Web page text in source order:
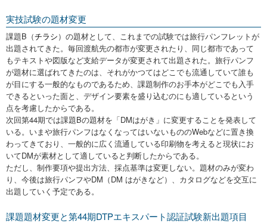
実技試験の題材変更
課題B（チラシ）の題材として、これまでの試験では旅行パンフレットが
出題されてきた。毎回渡航先の都市が変更されたり、同じ都市であって
もテキストや図版など支給データが変更されて出題された。旅行パンフ
が題材に選ばれてきたのは、それがかつてはどこでも流通していて誰も
が目にする一般的なものであるため、課題制作のお手本がどこでも入手
できるといった面と、デザイン要素を盛り込むのにも適しているという
点を考慮したからである。
次回第44期では課題Bの題材を「DMはがき」に変更することを発表して
いる。いまや旅行パンフはなくなってはいないもののWebなどに置き換
わってきており、一般的に広く流通している印刷物を考えると現状にお
いてDMが素材として適していると判断したからである。
ただし、制作要項や提出方法、採点基準は変更しない。題材のみが変わ
り、今後は旅行パンフやDM（DM はがきなど）、カタログなどを交互に
出題していく予定である。
課題題材変更と第44期DTPエキスパート認証試験新出題項目